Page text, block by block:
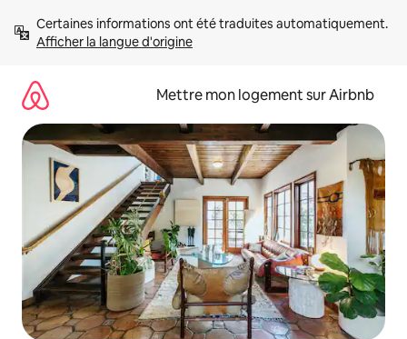
directement
Afficher la langue d'origine
Mettre mon logement sur Airbnb